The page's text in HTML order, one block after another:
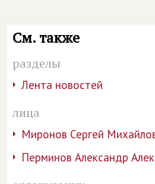
См. также
разделы
Лента новостей
лица
Миронов Сергей
Перминов Александр